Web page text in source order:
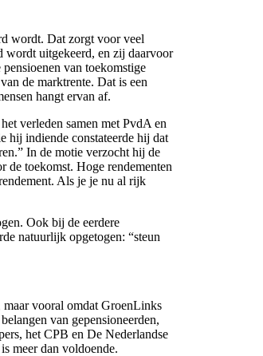
wordt. Dat zorgt voor veel
wordt uitgekeerd, en zij daarvoor
van toekomstige
de marktrente. Dat is een
hangt ervan af.
verleden samen met PvdA en
hij indiende constateerde hij dat
In de motie verzocht hij de
de toekomst. Hoge rendementen
Als je je nu al rijk
Ook bij de eerdere
natuurlijk opgetogen: “steun
vooral omdat GroenLinks
van gepensioneerden,
het CPB en De Nederlandse
meer dan voldoende.